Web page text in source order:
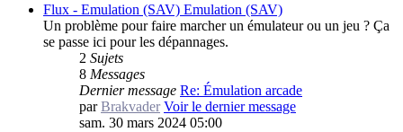
Flux - Emulation (SAV) Emulation (SAV)
Un problème pour faire marcher un émulateur ou un jeu ? Ça
se passe ici pour les dépannages.
2 Sujets
8 Messages
Dernier message Re: Émulation arcade
parBrakvader Voir le dernier message
sam. 30 mars 2024 05:00